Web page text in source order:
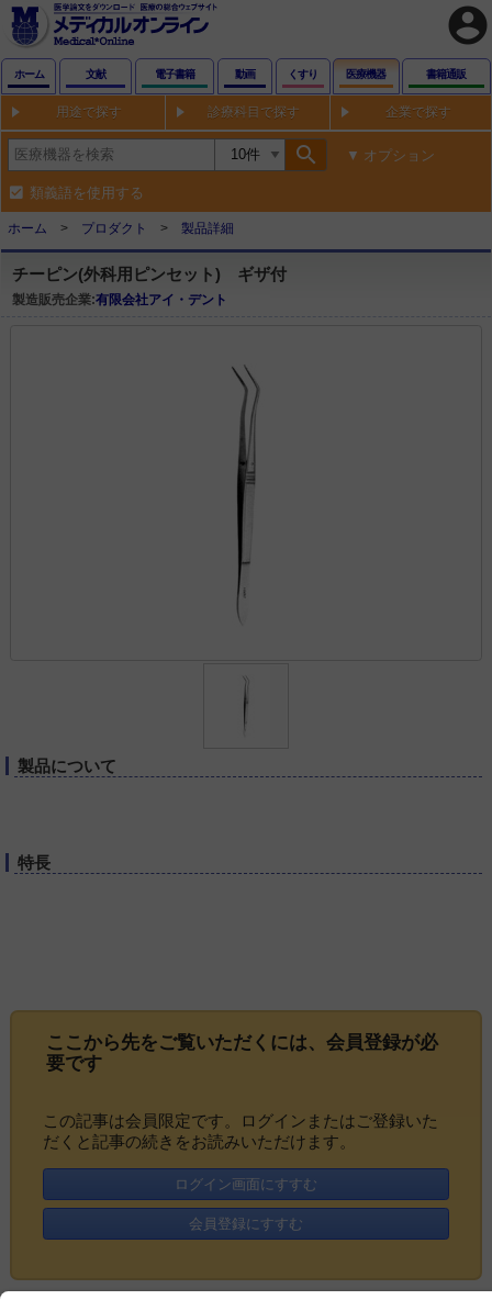
account_circle
ホーム 文献 電子書籍 動画 くすり 医療機器 書籍通販
用途で探す 診療科目で探す 企業で探す
search オプション
類義語を使用する
ホーム プロダクト 製品詳細
チーピン(外科用ピンセット) ギザ付
製造販売企業:有限会社アイ・デント
製品について
特長
ここから先をご覧いただくには、 会員登録が必
要です
この記事は会員限定です。ログインまたはご登録いた
だくと記事の続きをお読みいただけます。
ログイン画面にすすむ
会員登録にすすむ